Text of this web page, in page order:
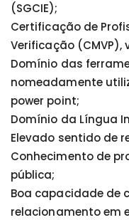
(SGCIE);
Certificação de
Verificação (CMVP),
Domínio das
nomeadamente
power point;
Domínio da Língua
Elevado sentido de
Conhecimento de
pública;
Boa capacidade de
relacionamento em